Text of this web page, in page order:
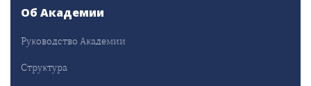
Об Академии
Руководство Академии
Структура